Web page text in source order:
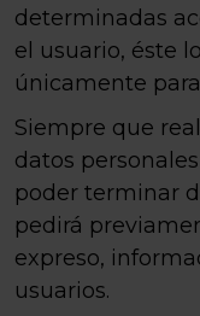
determinadas
el usuario, éste
únicamente
Siempre que
datos
poder terminar
pedirá
expreso,
usuarios.